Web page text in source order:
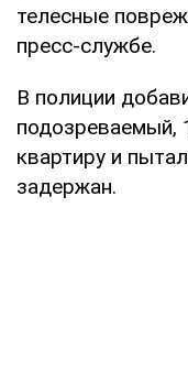
телесные
пресс-службе.
В полиции
подозреваемый,
квартиру и
задержан.